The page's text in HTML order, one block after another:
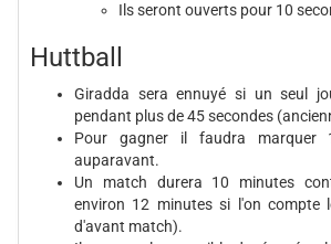
Ils seront ouverts pour 10
Huttball
Giradda sera ennuyé si un seul
pendant plus de 45 secondes
Pour gagner il faudra
auparavant.
Un match durera 10 minutes
environ 12 minutes si l'on compte
d'avant match).